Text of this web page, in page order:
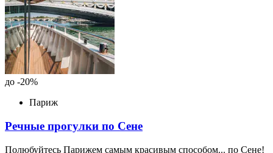
до -20%
Париж
Речные прогулки по Сене
Полюбуйтесь Парижем самым красивым способом... по Сене!